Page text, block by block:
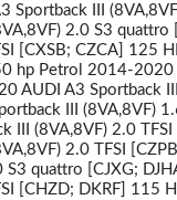
Sportback III
2.0 S3
[CXSB; CZCA] 125
hp Petrol 2014-2020
AUDI A3 Sportback
III (8VA,8VF)
III (8VA,8VF) 2.0
2.0 TFSI
S3 quattro [CJXG;
[CHZD; DKRF] 115